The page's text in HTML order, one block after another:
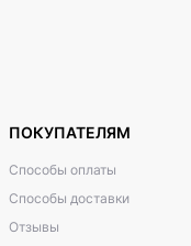
ПОКУПАТЕЛЯМ
Способы оплаты
Способы доставки
Отзывы